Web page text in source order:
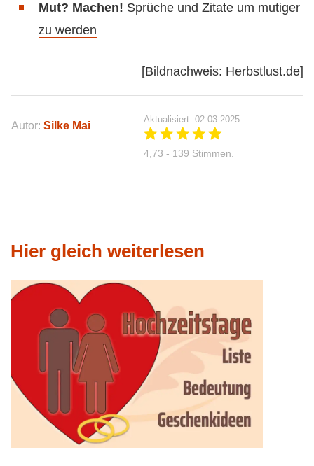
Mut? Machen! Sprüche und Zitate um mutiger
zu werden
[Bildnachweis: Herbstlust.de]
Autor: Silke Mai
Aktualisiert: 02.03.2025
4,73 - 139 Stimmen.
Hier gleich weiterlesen